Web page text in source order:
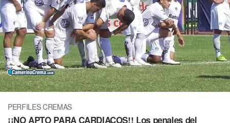
PERFILES CREMAS
¡¡NO APTO PARA CARDIACOS!! Los penales del